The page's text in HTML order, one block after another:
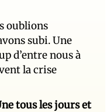
oublions
subi. Une
d’entre nous à
la crise
tous les jours et